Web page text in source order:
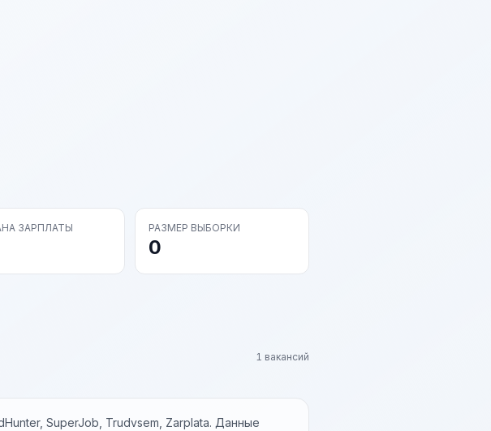
ЗАРПЛАТЫ РАЗМЕР ВЫБОРКИ
0
1 вакансий
SuperJob, Trudvsem, Zarplata. Данные